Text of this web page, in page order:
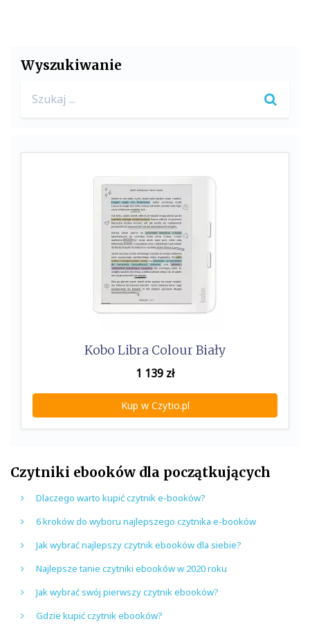
Wyszukiwanie
for:
Kobo Libra Colour Biały
1 139 zł
Kup w Czytio.pl
Czytniki ebooków dla początkujących
Dlaczego warto kupić czytnik e-booków?
6 kroków do wyboru najlepszego czytnika e-booków
Jak wybrać najlepszy czytnik ebooków dla siebie?
Najlepsze tanie czytniki ebooków w 2020 roku
Jak wybrać swój pierwszy czytnik ebooków?
Gdzie kupić czytnik ebooków?